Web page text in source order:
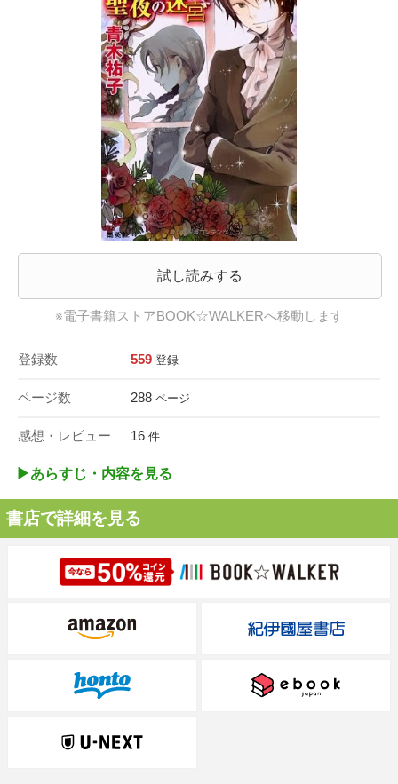
試し読みする
※電子書籍ストアBOOK☆WALKERへ移動します
登録数 559 登録
ページ数 288 ページ
感想・レビュー 16 件
▶︎あらすじ・内容を見る
書店で詳細を見る